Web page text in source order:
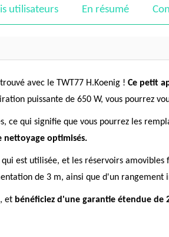
utilisateurs En résumé
avec le TWT77 H.Koenig ! Ce petit
puissante de 650 W, vous pourrez
ce qui signifie que vous pourrez les
nettoyage optimisés.
est utilisée, et les réservoirs
de 3 m, ainsi que d'un rangement
et bénéficiez d'une garantie étendue de